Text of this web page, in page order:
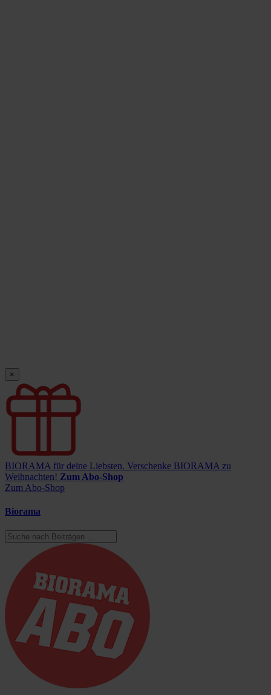
×
BIORAMA für deine Liebsten. Verschenke BIORAMA zu
Weihnachten! Zum Abo-Shop
Zum Abo-Shop
Biorama